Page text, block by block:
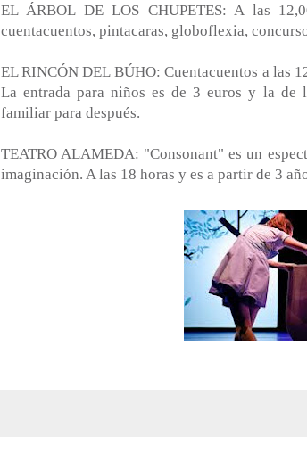
EL ÁRBOL DE LOS CHUPETES: A las
cuentacuentos, pintacaras, globoflexia,
EL RINCÓN DEL BÚHO: Cuentacuentos a las
La entrada para niños es de 3 euros y la de
familiar para después.
TEATRO ALAMEDA: "Consonant" es un
imaginación. A las 18 horas y es a partir de 3